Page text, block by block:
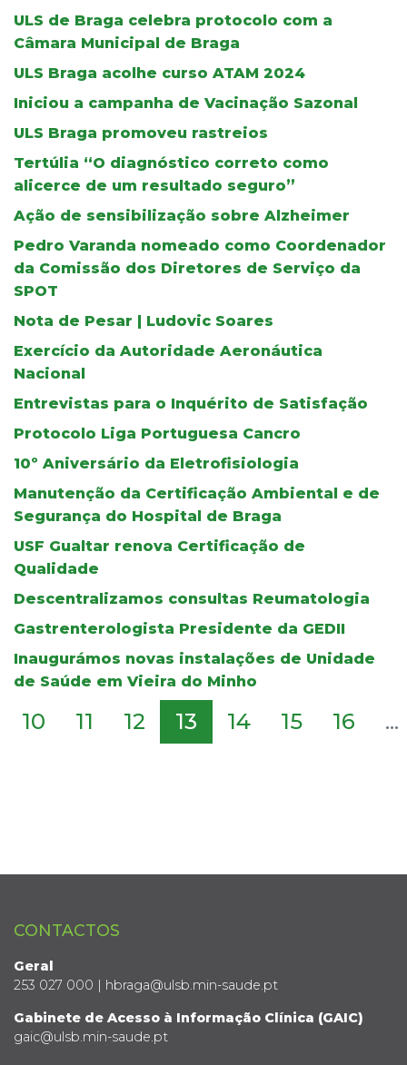
ULS de Braga celebra protocolo com a
Câmara Municipal de Braga
ULS Braga acolhe curso ATAM 2024
Iniciou a campanha de Vacinação Sazonal
ULS Braga promoveu rastreios
Tertúlia “O diagnóstico correto como
alicerce de um resultado seguro”
Ação de sensibilização sobre Alzheimer
Pedro Varanda nomeado como Coordenador
da Comissão dos Diretores de Serviço da
SPOT
Nota de Pesar | Ludovic Soares
Exercício da Autoridade Aeronáutica
Nacional
Entrevistas para o Inquérito de Satisfação
Protocolo Liga Portuguesa Cancro
10º Aniversário da Eletrofisiologia
Manutenção da Certificação Ambiental e de
Segurança do Hospital de Braga
USF Gualtar renova Certificação de
Qualidade
Descentralizamos consultas Reumatologia
Gastrenterologista Presidente da GEDII
Inaugurámos novas instalações de Unidade
de Saúde em Vieira do Minho
10 11 12 13 14 15 16 ...
CONTACTOS
Geral
253 027 000 | hbraga@ulsb.min-saude.pt
Gabinete de Acesso à Informação Clínica (GAIC)
gaic@ulsb.min-saude.pt